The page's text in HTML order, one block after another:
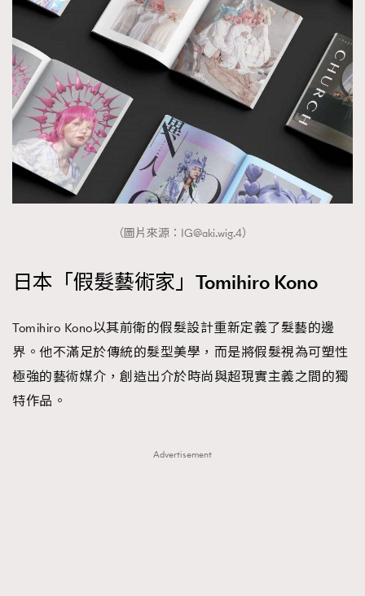
（圖片來源： IG@aki.wig.4）
日本「假髮藝術家」Tomihiro Kono
Tomihiro Kono以其前衛的假髮設計重新定義了髮藝的邊
界。他不滿足於傳統的髮型美學，而是將假髮視為可塑性
極強的藝術媒介，創造出介於時尚與超現實主義之間的獨
特作品。
Advertisement